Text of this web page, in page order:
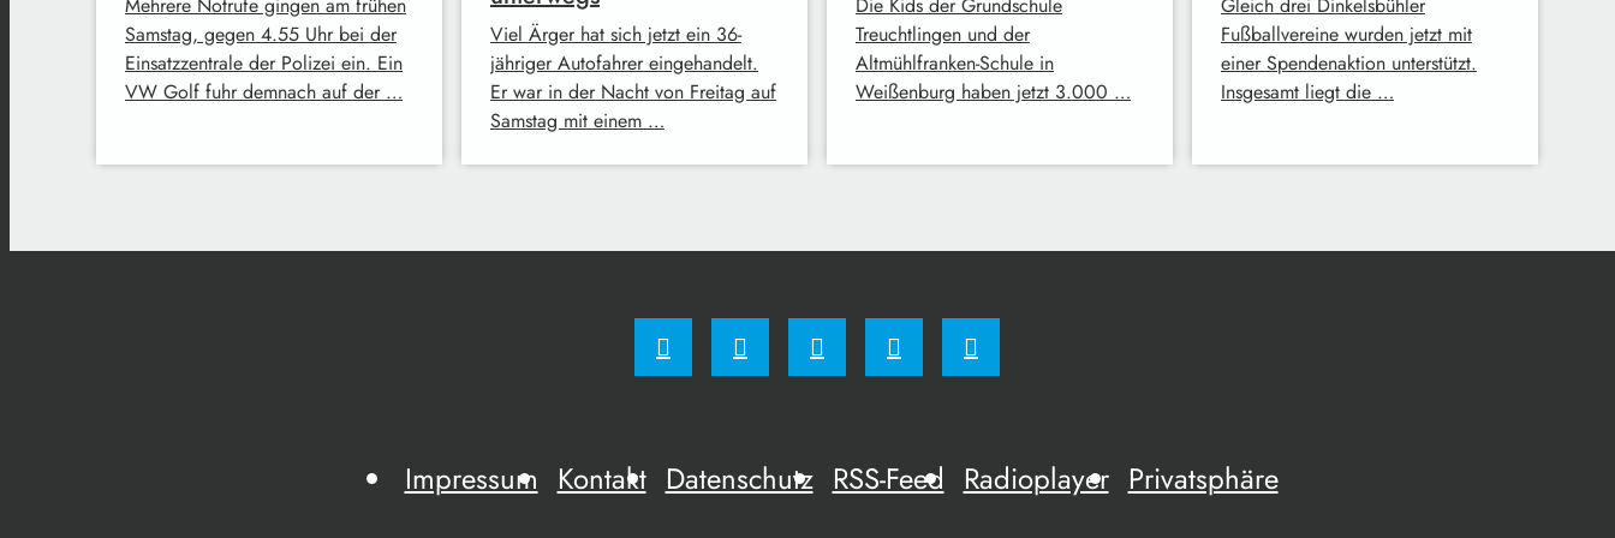
Samstag, gegen 4.55 Uhr bei der
Einsatzzentrale der Polizei ein. Ein
VW Golf fuhr demnach auf der …
Viel Ärger hat sich jetzt ein 36-
jähriger Autofahrer eingehandelt.
Er war in der Nacht von Freitag auf
Samstag mit einem …
Treuchtlingen und der
Altmühlfranken-Schule in
Weißenburg haben jetzt 3.000 …
Fußballvereine wurden jetzt mit
einer Spendenaktion unterstützt.
Insgesamt liegt die …
Impressum Kontakt Datenschutz RSS-Feed Radioplayer Privatsphäre